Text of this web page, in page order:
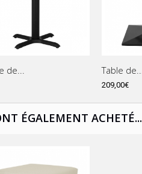
de... Table de...
209,00€
ÉGALEMENT ACHETÉ...